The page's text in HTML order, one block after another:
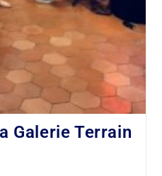
Galerie Terrain